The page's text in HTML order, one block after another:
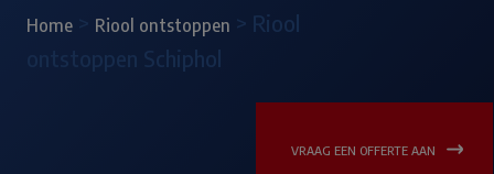
Home Riool ontstoppen > Riool
ontstoppen Schiphol
VRAAG EEN OFFERTE AAN